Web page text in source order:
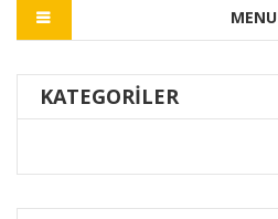
MENU
KATEGORILER